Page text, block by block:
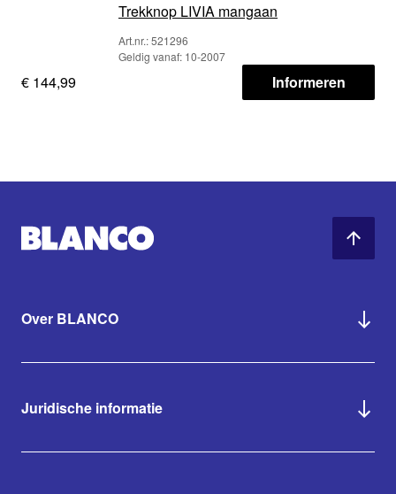
Trekknop LIVIA mangaan
Art.nr.: 521296
Geldig vanaf: 10-2007
€ 144,99 Informeren
Over BLANCO
Juridische informatie